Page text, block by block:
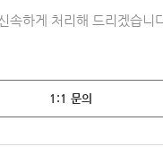
속하게 처리해 드리겠습니
1:1 문의